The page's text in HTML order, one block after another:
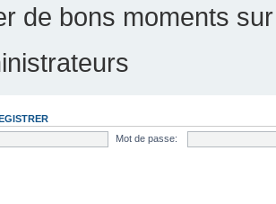
de bons moments
Mot de passe: